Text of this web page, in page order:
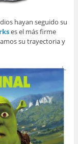
hayan seguido su
es el más firme
su trayectoria y